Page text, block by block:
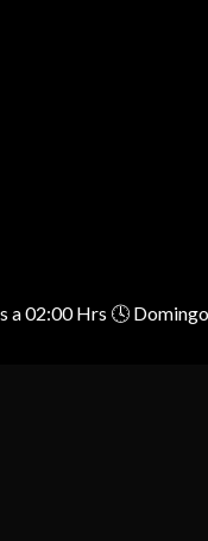
a 02:00 Hrs 🕓